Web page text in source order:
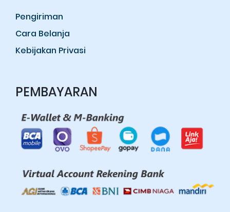
Pengiriman
Cara Belanja
Kebijakan Privasi
PEMBAYARAN